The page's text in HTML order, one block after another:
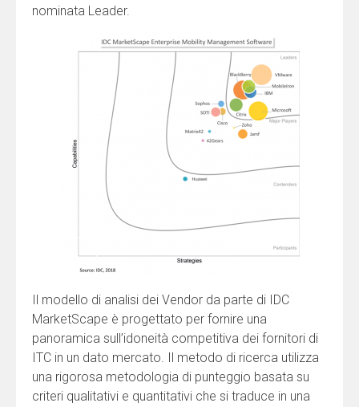
nominata Leader.
Il modello di analisi dei Vendor da parte di IDC
MarketScape è progettato per fornire una
panoramica sull’idoneità competitiva dei fornitori di
ITC in un dato mercato. Il metodo di ricerca utilizza
una rigorosa metodologia di punteggio basata su
criteri qualitativi e quantitativi che si traduce in una